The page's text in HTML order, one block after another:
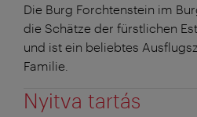
Die Burg Forchtenstein im
die Schätze der fürstlichen
und ist ein beliebtes
Familie.
Nyitva tartás